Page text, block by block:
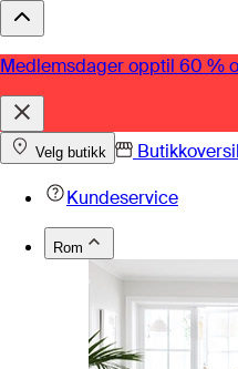
Medlemsdager opptil 60 %
Velg butikk
Kundeservice
Rom